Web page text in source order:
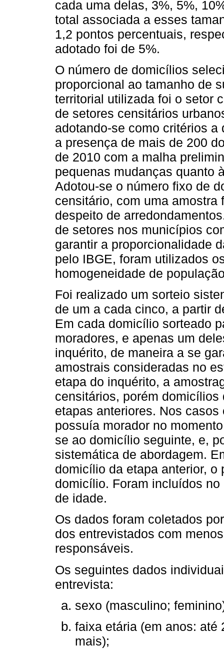
cada uma delas, 3%, 5%,
total associada a esses
1,2 pontos percentuais,
adotado foi de 5%.
O número de domicílios
proporcional ao tamanho de
territorial utilizada foi o setor
de setores censitários
adotando-se como critérios
a presença de mais de 200
de 2010 com a malha
pequenas mudanças quanto
Adotou-se o número fixo de
censitário, com uma
despeito de
de setores nos municípios
garantir a proporcionalidade
pelo IBGE, foram utilizados
homogeneidade de
Foi realizado um sorteio
de um a cada cinco, a partir
Em cada domicílio sorteado
moradores, e apenas um
inquérito, de maneira a se
amostrais consideradas no
etapa do inquérito, a
censitários, porém
etapas anteriores. Nos
possuía morador no
se ao domicílio seguinte, e,
sistemática de abordagem.
domicílio da etapa anterior,
domicílio. Foram incluídos
de idade.
Os dados foram coletados
dos entrevistados com
responsáveis.
Os seguintes dados
entrevista:
sexo (masculino;
faixa etária (em anos: até
mais);